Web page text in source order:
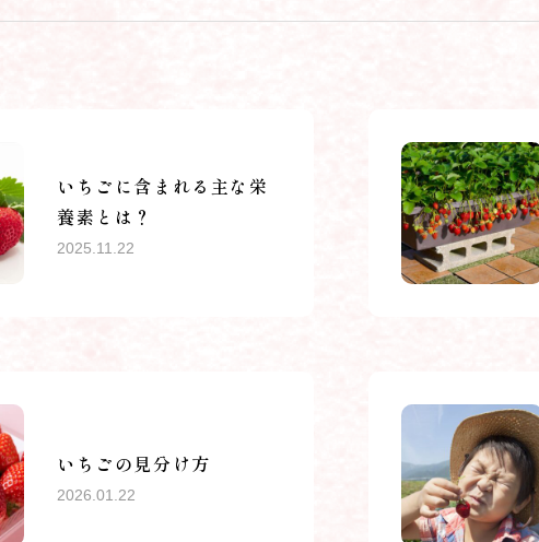
いちごに含まれる主な栄
養素とは？
2025.11.22
いちごの見分け方
2026.01.22